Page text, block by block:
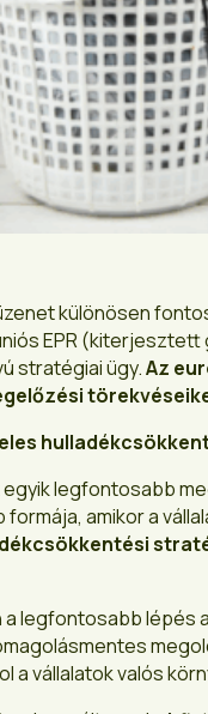
különösen
EPR
stratégiai ügy.Az
legfontosabb
amikor a
legfontosabb lépés
a vállalatok valós